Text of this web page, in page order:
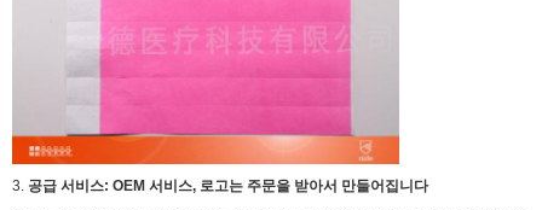
3. 공급 서비스: OEM 서비스, 로고는 주문을 받아서 만들어집니다